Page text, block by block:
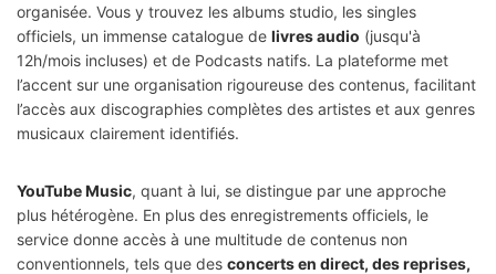
organisée. Vous y trouvez les albums studio, les singles
officiels, un immense catalogue de livres audio (jusqu'à
12h/mois incluses) et de Podcasts natifs. La plateforme met
l’accent sur une organisation rigoureuse des contenus, facilitant
l’accès aux discographies complètes des artistes et aux genres
musicaux clairement identifiés.
YouTube Music, quant à lui, se distingue par une approche
plus hétérogène. En plus des enregistrements officiels, le
service donne accès à une multitude de contenus non
conventionnels, tels que des concerts en direct, des reprises,